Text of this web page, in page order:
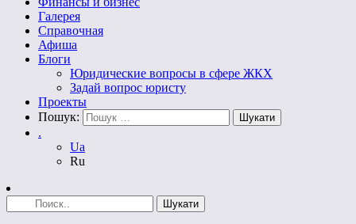
Галерея
Справочная
Афиша
Блоги
Юридические вопросы в сфере ЖКХ
Задай вопрос юристу
Проекты
Пошук:
.
Ua
Ru